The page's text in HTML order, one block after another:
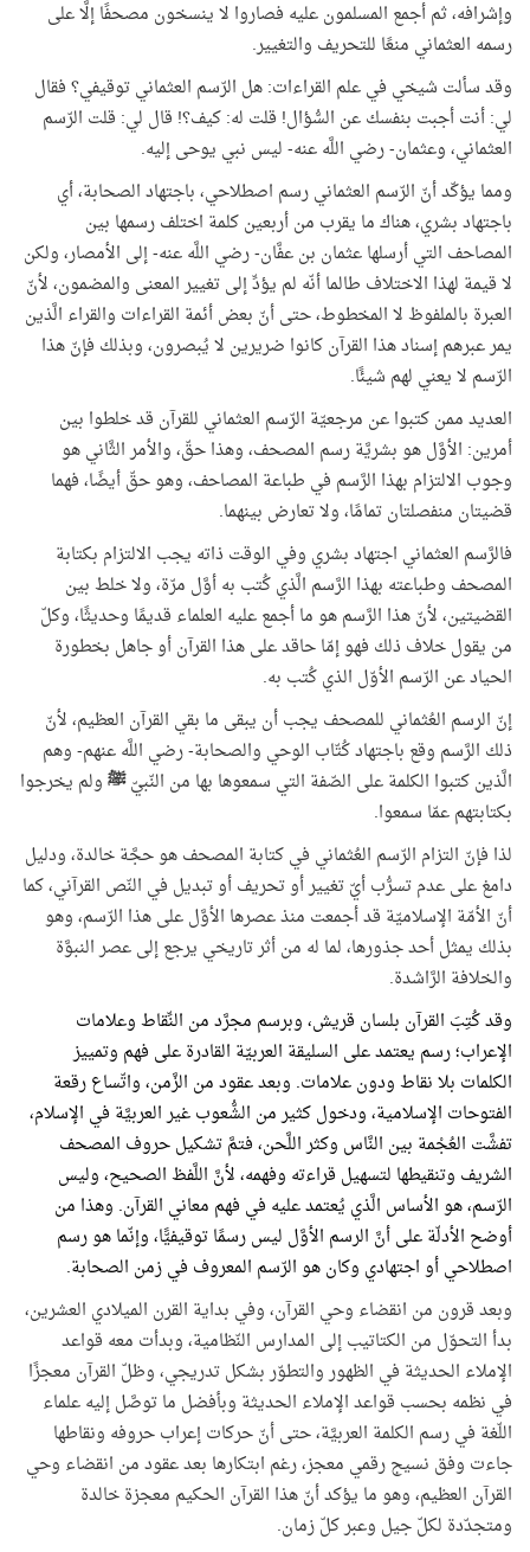
وإشرافه، ثم أجمع المسلمون عليه فصاروا لا ينسخون مصحفًا إلَّا على
رسمه العثماني منعًا للتحريف والتغيير.
وقد سألت شيخي في علم القراءات: هل الرّسم العثماني توقيفي؟ فقال
لي: أنت أجبت بنفسك عن السُّؤال! قلت له: كيف؟! قال لي: قلت الرّسم
العثماني، وعثمان- رضي اللَّه عنه- ليس نبي يوحى إليه.
ومما يؤكّد أنّ الرّسم العثماني رسم اصطلاحي، باجتهاد الصحابة، أي
باجتهاد بشري، هناك ما يقرب من أربعين كلمة اختلف رسمها بين
المصاحف التي أرسلها عثمان بن عفَّان- رضي اللَّه عنه- إلى الأمصار، ولكن
لا قيمة لهذا الاختلاف طالما أنّه لم يؤدِّ إلى تغيير المعنى والمضمون، لأنّ
العبرة بالملفوظ لا المخطوط، حتى أنّ بعض أئمة القراءات والقراء الَّذين
يمر عبرهم إسناد هذا القرآن كانوا ضريرين لا يُبصرون، وبذلك فإنّ هذا
الرّسم لا يعني لهم شيئًا.
العديد ممن كتبوا عن مرجعيّة الرّسم العثماني للقرآن قد خلطوا بين
أمرين: الأوَّل هو بشريَّة رسم المصحف، وهذا حقّ، والأمر الثَّاني هو
وجوب الالتزام بهذا الرَّسم في طباعة المصاحف، وهو حقّ أيضًا، فهما
قضيتان منفصلتان تمامًا، ولا تعارض بينهما.
فالرَّسم العثماني اجتهاد بشري وفي الوقت ذاته يجب الالتزام بكتابة
المصحف وطباعته بهذا الرَّسم الَّذي كُتب به أوَّل مرّة، ولا خلط بين
القضيتين، لأنّ هذا الرَّسم هو ما أجمع عليه العلماء قديمًا وحديثًا، وكلّ
من يقول خلاف ذلك فهو إمّا حاقد على هذا القرآن أو جاهل بخطورة
الحياد عن الرّسم الأوّل الذي كُتب به.
إنّ الرسم العُثماني للمصحف يجب أن يبقى ما بقي القرآن العظيم، لأنّ
ذلك الرَّسم وقع باجتهاد كُتّاب الوحي والصحابة- رضي اللَّه عنهم- وهم
الَّذين كتبوا الكلمة على الصّفة التي سمعوها بها من النّبيّﷺولم يخرجوا
بكتابتهم عمّا سمعوا.
لذا فإنّ التزام الرّسم العُثماني في كتابة المصحف هو حجَّة خالدة، ودليل
دامغ على عدم تسرُّب أيّ تغيير أو تحريف أو تبديل في النّص القرآني، كما
أنّ الأمّة الإسلاميّة قد أجمعت منذ عصرها الأوَّل على هذا الرّسم، وهو
بذلك يمثل أحد جذورها، لما له من أثر تاريخي يرجع إلى عصر النبوَّة
والخلافة الرَّاشدة.
وقد كُتِبَ القرآن بلسان قريش، وبرسم مجرَّد من النِّقاط وعلامات
الإعراب؛ رسم يعتمد على السليقة العربيّة القادرة على فهم وتمييز
الكلمات بلا نقاط ودون علامات. وبعد عقود من الزَّمن، واتّساع رقعة
الفتوحات الإسلامية، ودخول كثير من الشُّعوب غير العربيَّة في الإسلام،
تفشَّت العُجْمة بين النَّاس وكثر اللَّحن، فتمَّ تشكيل حروف المصحف
الشريف وتنقيطها لتسهيل قراءته وفهمه، لأنَّ اللَّفظ الصحيح، وليس
الرّسم، هو الأساس الَّذي يُعتمد عليه في فهم معاني القرآن. وهذا من
أوضح الأدلّة على أنَّ الرسم الأوَّل ليس رسمًا توقيفيًّا، وإنّما هو رسم
اصطلاحي أو اجتهادي وكان هو الرّسم المعروف في زمن الصحابة.
وبعد قرون من انقضاء وحي القرآن، وفي بداية القرن الميلادي العشرين،
بدأ التحوّل من الكتاتيب إلى المدارس النّظامية، وبدأت معه قواعد
الإملاء الحديثة في الظهور والتطوّر بشكل تدريجي، وظلّ القرآن معجزًا
في نظمه بحسب قواعد الإملاء الحديثة وبأفضل ما توصَّل إليه علماء
اللّغة في رسم الكلمة العربيَّة، حتى أنّ حركات إعراب حروفه ونقاطها
جاءت وفق نسيج رقمي معجز، رغم ابتكارها بعد عقود من انقضاء وحي
القرآن العظيم، وهو ما يؤكد أنّ هذا القرآن الحكيم معجزة خالدة
ومتجدّدة لكلّ جيل وعبر كلّ زمان.